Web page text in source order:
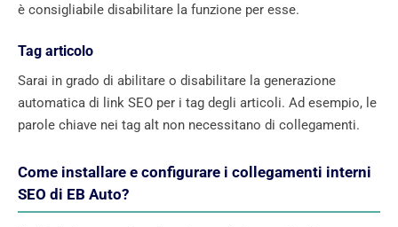
è consigliabile disabilitare la funzione per esse.
Tag articolo
Sarai in grado di abilitare o disabilitare la generazione
automatica di link SEO per i tag degli articoli. Ad esempio, le
parole chiave nei tag alt non necessitano di collegamenti.
Come installare e configurare i collegamenti interni
SEO di EB Auto?